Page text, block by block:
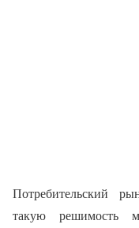
Потребительский
такую решимость